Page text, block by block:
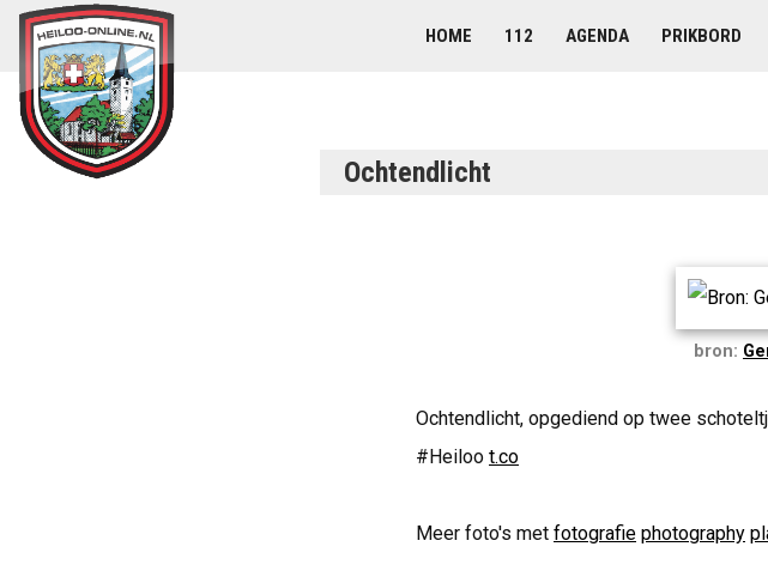
HOME 112 AGENDA PRIKBORD
Ochtendlicht
bron:
Ochtendlicht, opgediend op twee
#Heiloo t.co
Meer foto's met fotografie photography